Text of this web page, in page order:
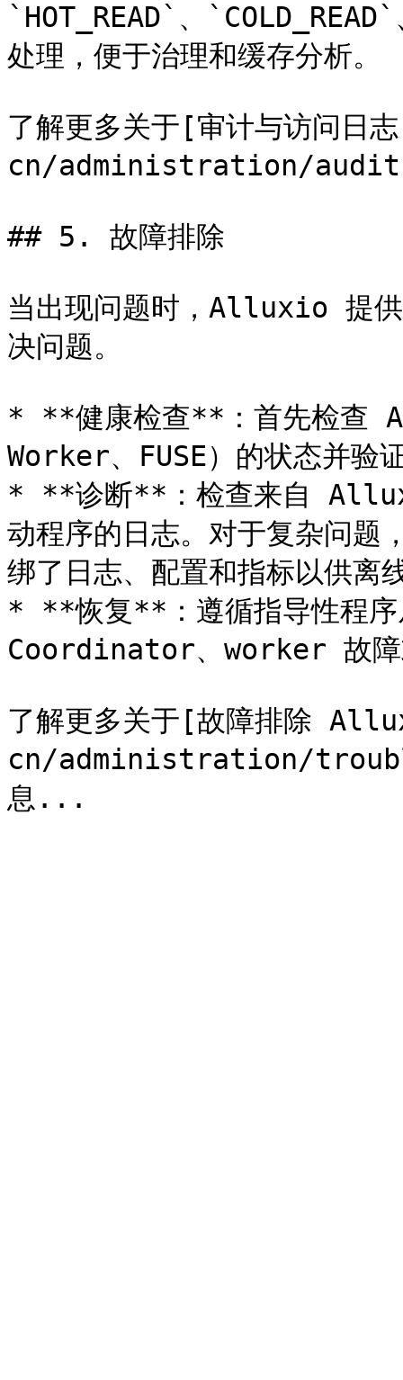
`HOT_READ`、
处理，便于治理和缓存分析。
了解更多关于[审计与访问
cn/administration/
## 5. 故障排除
当出现问题时，Alluxio 提供
决问题。
* **健康检查**：首先检
Worker、FUSE）的状态并验
* **诊断**：检查来自
动程序的日志。对于复杂问题
绑了日志、配置和指标以供离
* **恢复**：遵循指导性程序
Coordinator、worker 故
了解更多关于[故障排除
cn/administration/